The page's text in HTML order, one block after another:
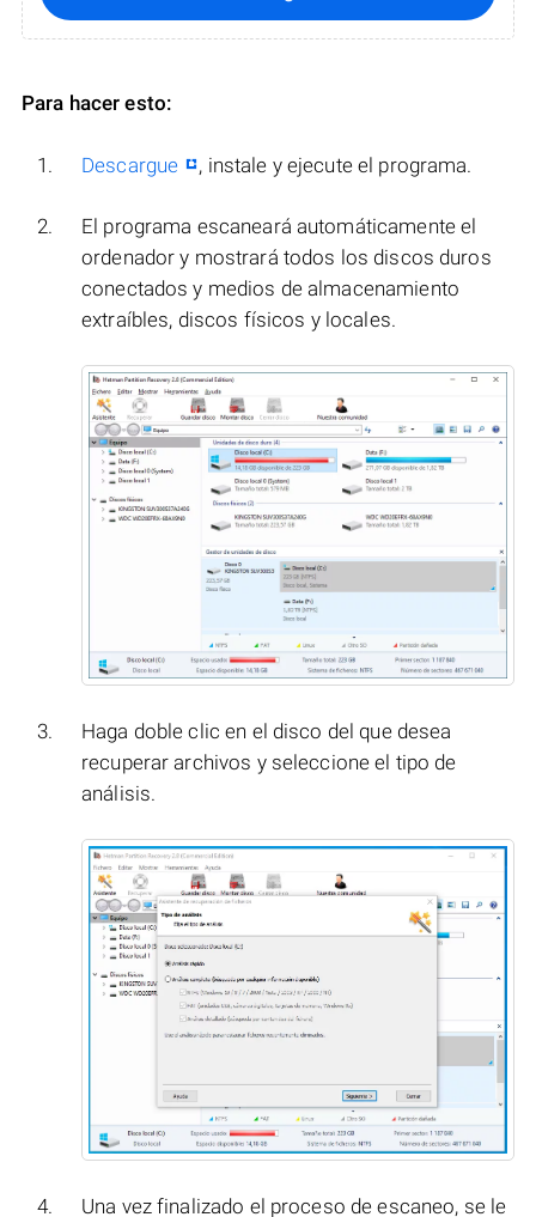
Para hacer esto:
Descargue , instale y ejecute el programa.
El programa escaneará automáticamente el
ordenador y mostrará todos los discos duros
conectados y medios de almacenamiento
extraíbles, discos físicos y locales.
Haga doble clic en el disco del que desea
recuperar archivos y seleccione el tipo de
análisis.
Una vez finalizado el proceso de escaneo, se le